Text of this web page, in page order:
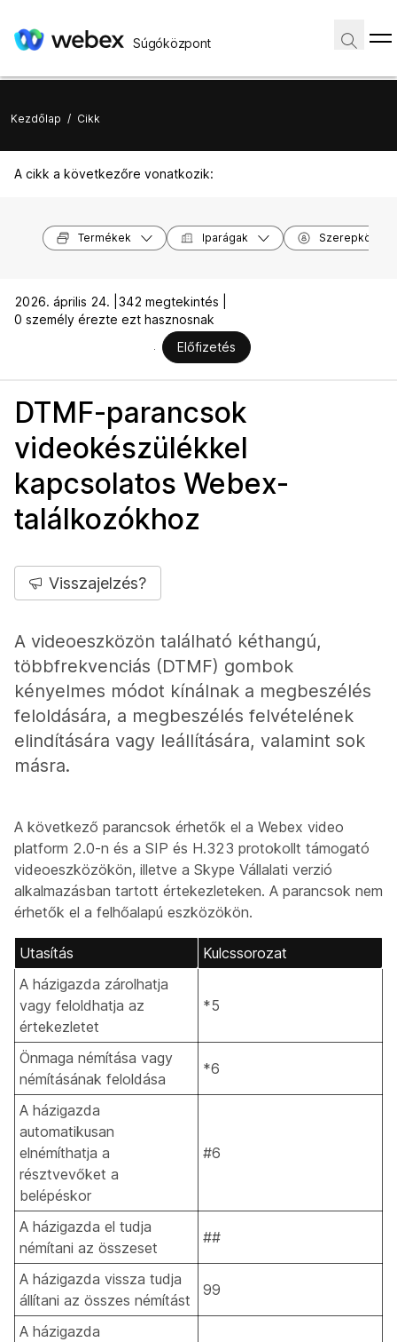
Súgóközpont
Kezdőlap / Cikk
A cikk a következőre vonatkozik:
Termékek Iparágak Szerepkörök
2026. április 24. | 342 megtekintés |
0 személy érezte ezt hasznosnak
Előfizetés
DTMF-parancsok
videokészülékkel
kapcsolatos Webex-
találkozókhoz
Visszajelzés?
A videoeszközön található kéthangú,
többfrekvenciás (DTMF) gombok
kényelmes módot kínálnak a megbeszélés
feloldására, a megbeszélés felvételének
elindítására vagy leállítására, valamint sok
másra.
A következő parancsok érhetők el a Webex video
platform 2.0-n és a SIP és H.323 protokollt támogató
videoeszközökön, illetve a Skype Vállalati verzió
alkalmazásban tartott értekezleteken. A parancsok nem
érhetők el a felhőalapú eszközökön.
Utasítás
Kulcssorozat
A házigazda zárolhatja
vagy feloldhatja az
értekezletet
*5
Önmaga némítása vagy
némításának feloldása
*6
A házigazda
automatikusan
elnémíthatja a
résztvevőket a
belépéskor
#6
A házigazda el tudja
némítani az összeset
##
A házigazda vissza tudja
állítani az összes némítást
99
A házigazda